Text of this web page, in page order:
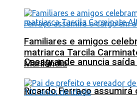
Casagrande anuncia
Ricardo Ferraço assumirá
Familiares e amigos
matriarca Tarcila
Marilândia